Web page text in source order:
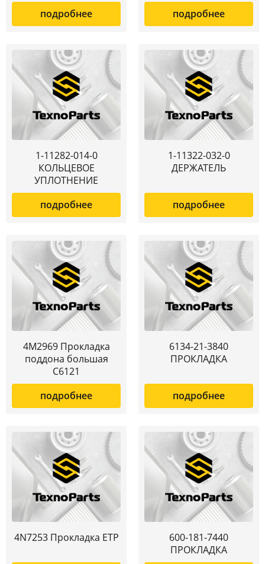
подробнее подробнее
1-11282-014-0
КОЛЬЦЕВОЕ
УПЛОТНЕНИЕ
подробнее
1-11322-032-0
ДЕРЖАТЕЛЬ
подробнее
4M2969 Прокладка
поддона большая
C6121
подробнее
6134-21-3840
ПРОКЛАДКА
подробнее
4N7253 Прокладка ETP
600-181-7440
ПРОКЛАДКА